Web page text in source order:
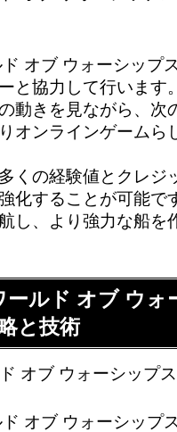
オブ ウォーシップ
と協力して行います
動きを見ながら、次
オンラインゲームら
くの経験値とクレジ
化することが可能で
し、より強力な船を
ールド オブ ウ
と技術
オブ ウォーシップ